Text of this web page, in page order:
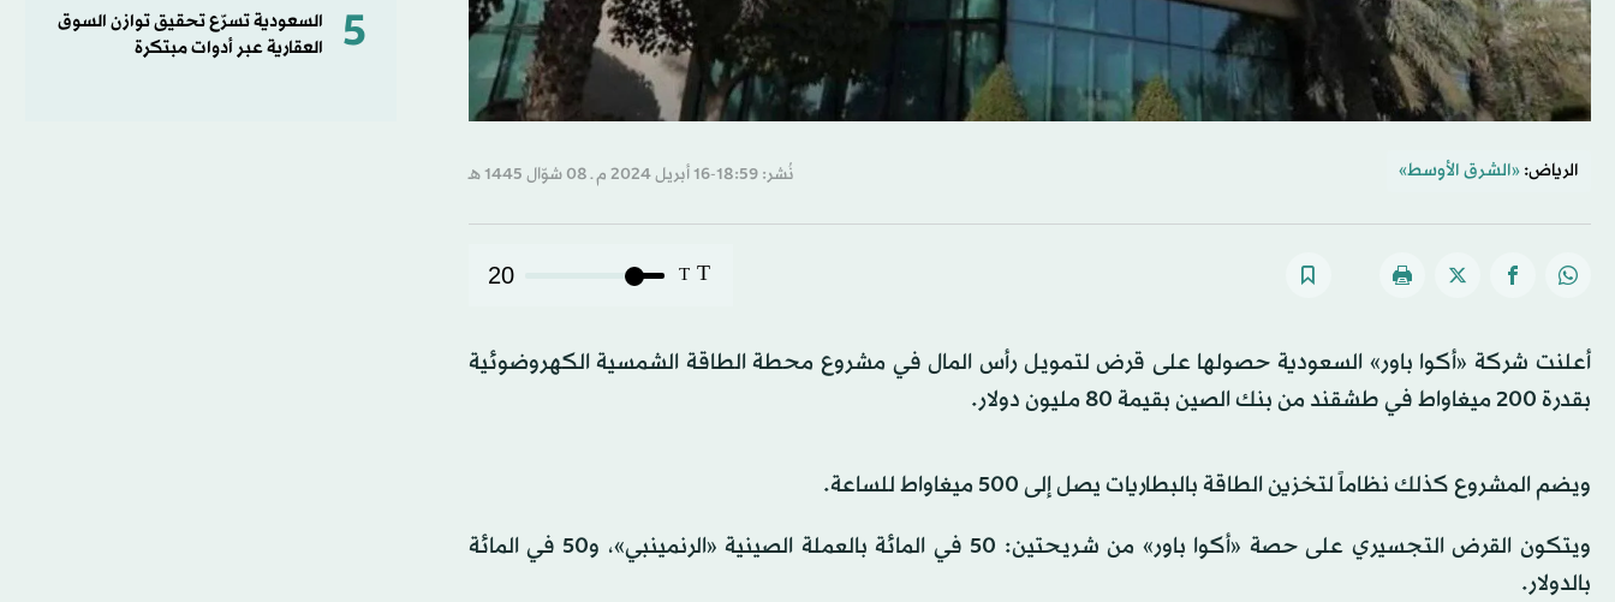
الرياض: «الشرق الأوسط» نُشر: 18:59-16 أبريل 2024 م ـ 08 شوّال 1445 هـ
T
T
20
أعلنت شركة «أكوا باور» السعودية حصولها على قرض لتمويل رأس المال في مشروع محطة الطاقة الشمسية الكهروضوئية
بقدرة 200 ميغاواط في طشقند من بنك الصين بقيمة 80 مليون دولار.
ويضم المشروع كذلك نظاماً لتخزين الطاقة بالبطاريات يصل إلى 500 ميغاواط للساعة.
ويتكون القرض التجسيري على حصة «أكوا باور» من شريحتين: 50 في المائة بالعملة الصينية «الرنمينبي»، و50 في المائة
بالدولار.
5
السعودية تسرّع تحقيق توازن السوق
العقارية عبر أدوات مبتكرة